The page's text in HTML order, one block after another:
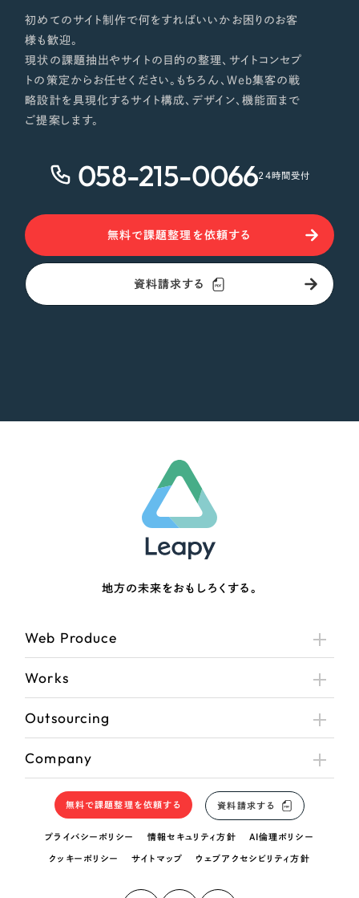
初めてのサイト制作で何をすればいいかお困りのお客
様も歓迎。
現状の課題抽出やサイトの目的の整理、サイトコンセプ
トの策定からお任せください。もちろん、Web集客の戦
略設計を具現化するサイト構成、デザイン、機能面まで
ご提案します。
058-215-006624時間受付
無料で課題整理を依頼する
資料請求する
地方の未来をおもしろくする。
Web Produce
Works
Outsourcing
Company
無料で課題整理を依頼する 資料請求する
プライバシーポリシー 情報セキュリティ方針 AI倫理ポリシー
クッキーポリシー サイトマップ ウェブアクセシビリティ方針